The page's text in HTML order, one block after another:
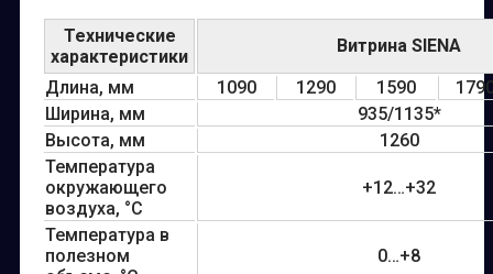
Технические
характеристики
Витрина SIENA
Длина, мм
1090 1290 1590
Ширина, мм
935/1135*
Высота, мм
1260
Температура
окружающего
воздуха, °С
+12…+32
Температура в
полезном
0…+8